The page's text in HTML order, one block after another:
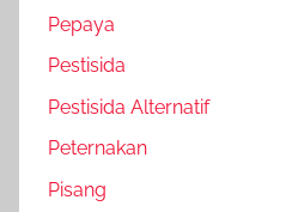
Pepaya
Pestisida
Pestisida Alternatif
Peternakan
Pisang